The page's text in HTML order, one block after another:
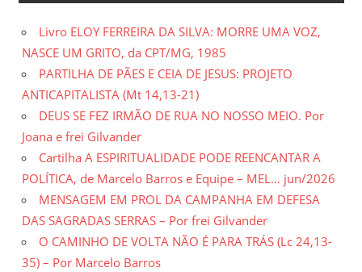
Livro ELOY FERREIRA DA SILVA: MORRE UMA VOZ,
NASCE UM GRITO, da CPT/MG, 1985
PARTILHA DE PÃES E CEIA DE JESUS: PROJETO
ANTICAPITALISTA (Mt 14,13-21)
DEUS SE FEZ IRMÃO DE RUA NO NOSSO MEIO. Por
Joana e frei Gilvander
Cartilha A ESPIRITUALIDADE PODE REENCANTAR A
POLÍTICA, de Marcelo Barros e Equipe – MEL… jun/2026
MENSAGEM EM PROL DA CAMPANHA EM DEFESA
DAS SAGRADAS SERRAS – Por frei Gilvander
O CAMINHO DE VOLTA NÃO É PARA TRÁS (Lc 24,13-
35) – Por Marcelo Barros